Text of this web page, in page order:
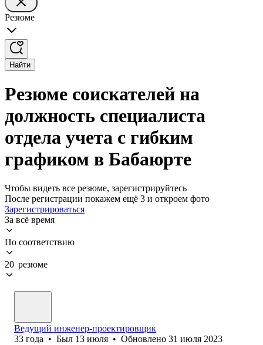
Резюме
Найти
Резюме соискателей на
должность специалиста
отдела учета с гибким
графиком в Бабаюрте
Чтобы видеть все резюме, зарегистрируйтесь
После регистрации покажем ещё 3 и откроем фото
Зарегистрироваться
За всё время
По соответствию
20 резюме
Ведущий инженер-проектировщик
33 года • Был 13 июля • Обновлено 31 июля 2023